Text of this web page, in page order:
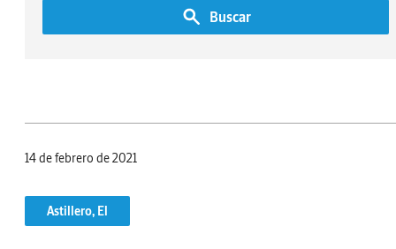
Buscar
14 de febrero de 2021
Astillero, El